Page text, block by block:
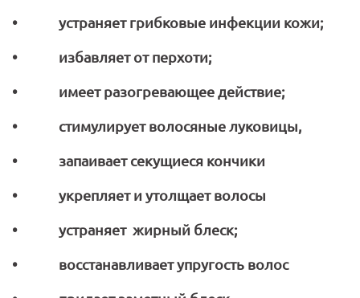
• устраняет грибковые инфекции кожи;
• избавляет от перхоти;
• имеет разогревающее действие;
• стимулирует волосяные луковицы,
• запаивает секущиеся кончики
• укрепляет и утолщает волосы
• устраняет жирный блеск;
• восстанавливает упругость волос